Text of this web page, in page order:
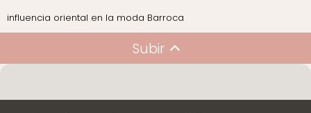
influencia oriental en la moda Barroca
Subir